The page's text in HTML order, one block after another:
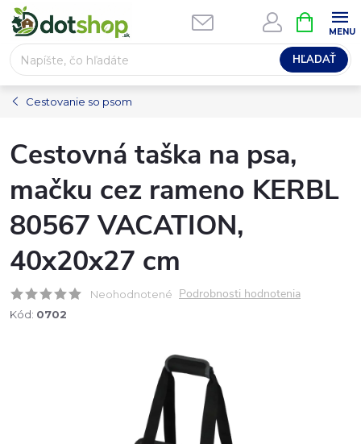
Prejsť
na
obsah
HĽADAŤ
KOŠÍK
Cestovanie so psom
Cestovná taška na psa,
mačku cez rameno KERBL
80567 VACATION,
40x20x27 cm
Neohodnotené Podrobnosti hodnotenia
Kód: 0702